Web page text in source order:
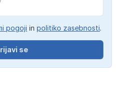
pogoji in politiko zasebnosti.
se